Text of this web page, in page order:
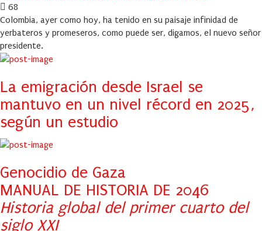
68
Colombia, ayer como hoy, ha tenido en su paisaje infinidad de
yerbateros y promeseros, como puede ser, digamos, el nuevo señor
presidente.
La emigración desde Israel se
mantuvo en un nivel récord en 2025,
según un estudio
Genocidio de Gaza
MANUAL DE HISTORIA DE 2046
Historia global del primer cuarto del
siglo XXI